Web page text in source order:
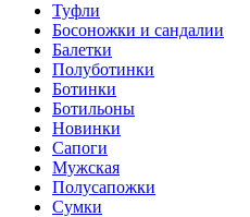
Туфли
Босоножки и сандалии
Балетки
Полуботинки
Ботинки
Ботильоны
Новинки
Сапоги
Мужская
Полусапожки
Сумки